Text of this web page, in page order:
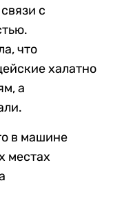
с
что
халатно
а
в машине
местах